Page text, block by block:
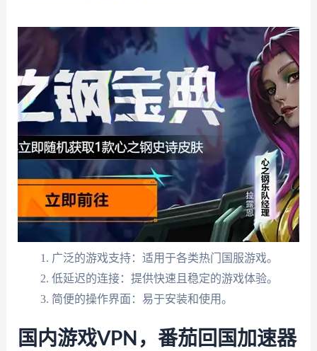
广泛的游戏支持：适用于各类热门国服游戏。
低延迟的连接：提供快速且稳定的游戏体验。
简便的操作界面：易于安装和使用。
国内游戏VPN，番茄回国加速器